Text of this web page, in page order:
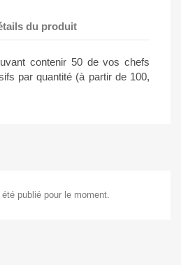
du produit
contenir 50 de vos chefs
par quantité (à partir de 100,
publié pour le moment.